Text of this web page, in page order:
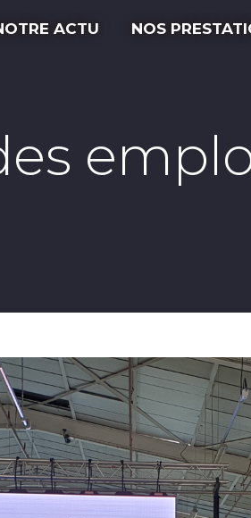
ACTU NOS